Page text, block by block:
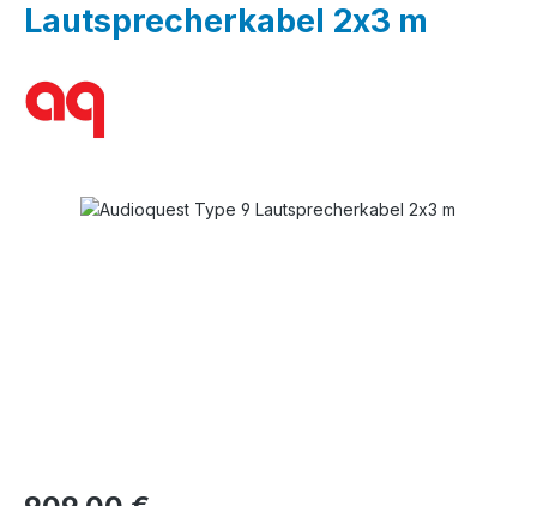
Lautsprecherkabel 2x3 m
Bildergalerie überspringen
Regulärer Preis: